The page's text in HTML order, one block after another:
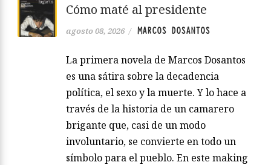
Cómo maté al presidente
agosto 08, 2026 / MARCOS DOSANTOS
La primera novela de Marcos Dosantos
es una sátira sobre la decadencia
política, el sexo y la muerte. Y lo hace a
través de la historia de un camarero
brigante que, casi de un modo
involuntario, se convierte en todo un
símbolo para el pueblo. En este making